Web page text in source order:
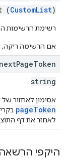
(CustomList)
רשימת הרשימות
אם הרשימה ריקה,
nextPageToken
string
אסימון לאחזור
pageToken
לאחזר את דף
היקפי הרשאה